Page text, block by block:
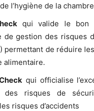
l’hygiène de la chambre
qui valide le bon
de gestion des risques
permettant de réduire
alimentaire.
qui officialise
des risques de
risques d’accidents